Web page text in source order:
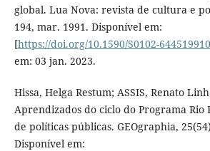
global. Lua Nova: revista de cultura e
194, mar. 1991. Disponível em:
[https://doi.org/10.1590/S0102-
em: 03 jan. 2023.
Hissa, Helga Restum; ASSIS, Renato
Aprendizados do ciclo do Programa
de políticas públicas. GEOgraphia,
Disponível em: